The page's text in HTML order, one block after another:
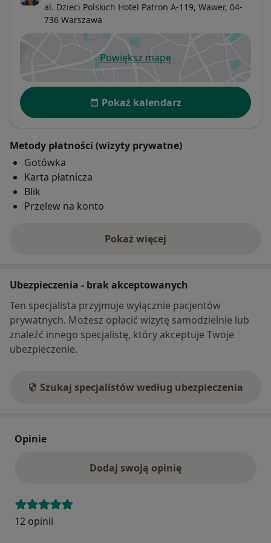
al. Dzieci Polskich Hotel Patron A-119, Wawer, 04-
736 Warszawa
Powiększ mapęotwiera się w nowej karcie
Dostępność
Pokaż kalendarz
Metody płatności (wizyty prywatne)
Gotówka
Karta płatnicza
Blik
Przelew na konto
Pokaż więcej
o adresie
Ubezpieczenia - brak akceptowanych
Ten specjalista przyjmuje wyłącznie pacjentów
prywatnych. Możesz opłacić wizytę samodzielnie lub
znaleźć innego specjalistę, który akceptuje Twoje
ubezpieczenie.
Szukaj specjalistów według ubezpieczenia
Opinie
Dodaj swoją opinię
12 opinii